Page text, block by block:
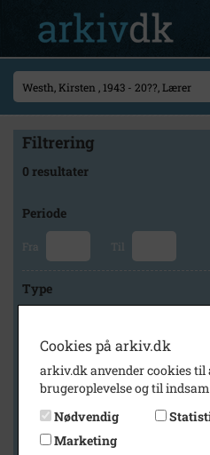
Filtrering
0 resultater
Periode
Fra Til
Type
Arkiv
Holbæk Stadsarkiv
Cookies på arkiv.dk
arkiv.dk anvender cookies til
brugeroplevelse og til
Nødvendig
Marketing